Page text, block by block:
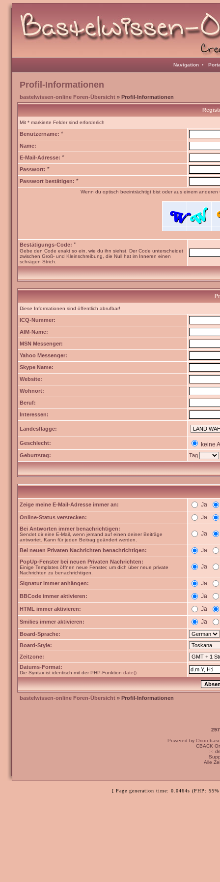
Navigation •
Profil-Informationen
bastelwissen-online Foren-Übersicht » Profil-Informationen
Mit * markierte Felder sind erforderlich
Benutzername: *
Name:
E-Mail-Adresse: *
Passwort: *
Passwort bestätigen: *
Wenn du optisch beeinträchtigt bist oder aus einem
Bestätigungs-Code: *
Gebe den Code exakt so ein, wie du ihn siehst. Der Code unterscheidet
zwischen Groß- und Kleinschreibung, die Null hat im Inneren einen
schrägen Strich.
Diese Informationen sind öffentlich abrufbar!
ICQ-Nummer:
AIM-Name:
MSN Messenger:
Yahoo Messenger:
Skype Name:
Website:
Wohnort:
Beruf:
Interessen:
Landesflagge:
Geschlecht: keine
Geburtstag: Tag
Zeige meine E-Mail-Adresse immer an: Ja
Online-Status verstecken: Ja
Bei Antworten immer benachrichtigen:
Sendet dir eine E-Mail, wenn jemand auf einen deiner Beiträge
antwortet. Kann für jeden Beitrag geändert werden.
Ja
Bei neuen Privaten Nachrichten benachrichtigen: Ja
PopUp-Fenster bei neuen Privaten Nachrichten:
Einige Templates öffnen neue Fenster, um dich über neue private
Nachrichten zu benachrichtigen.
Ja
Signatur immer anhängen: Ja
BBCode immer aktivieren: Ja
HTML immer aktivieren: Ja
Smilies immer aktivieren: Ja
Board-Sprache:
Board-Style:
Zeitzone:
Datums-Format:
Die Syntax ist identisch mit der PHP-Funktion date()
bastelwissen-online Foren-Übersicht » Profil-Informationen
Powered by Orion
CBACK
:-:
Alle
[ Page generation time: 0.0464s (PHP: